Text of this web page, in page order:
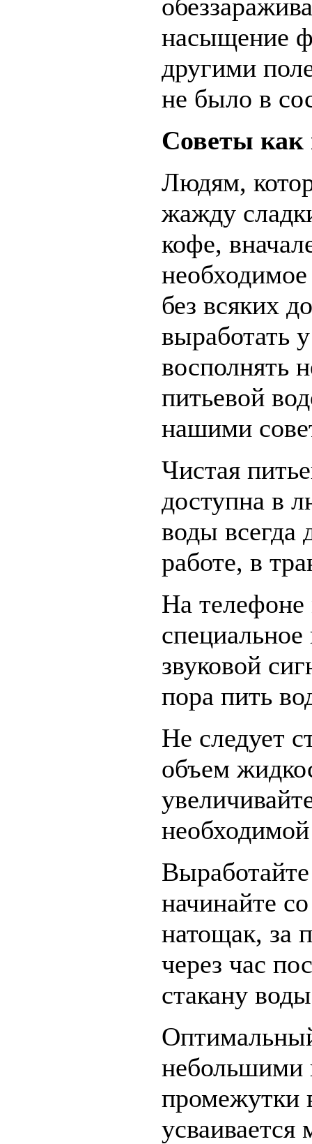
насыщение
другими
не было в
Советы как
Людям,
жажду
кофе,
без всяких
выработать
восполнять
питьевой
нашими
Чистая
доступна в
воды всегда
работе, в
На
звуковой
пора пить
Не следует
объем
начинайте
натощак, за
через час
стакану
небольшими
промежутки